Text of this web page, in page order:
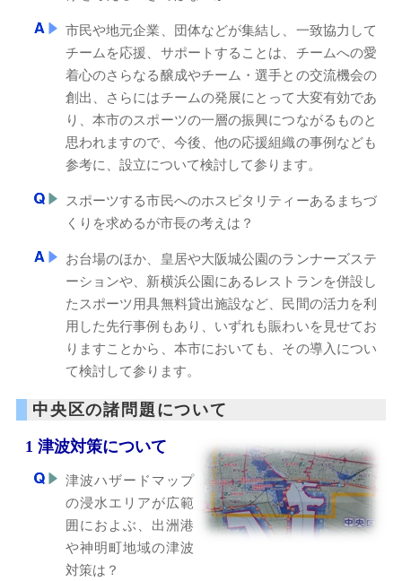
市民や地元企業、団体などが集結し、一致協力して
チームを応援、サポートすることは、チームへの愛
着心のさらなる醸成やチーム・選手との交流機会の
創出、さらにはチームの発展にとって大変有効であ
り、本市のスポーツの一層の振興につながるものと
思われますので、今後、他の応援組織の事例なども
参考に、設立について検討して参ります。
スポーツする市民へのホスピタリティーあるまちづ
くりを求めるが市長の考えは？
お台場のほか、皇居や大阪城公園のランナーズステ
ーションや、新横浜公園にあるレストランを併設し
たスポーツ用具無料貸出施設など、民間の活力を利
用した先行事例もあり、いずれも賑わいを見せてお
りますことから、本市においても、その導入につい
て検討して参ります。
中央区の諸問題について
1 津波対策について
津波ハザードマップ
の浸水エリアが広範
囲におよぶ、出洲港
や神明町地域の津波
対策は？